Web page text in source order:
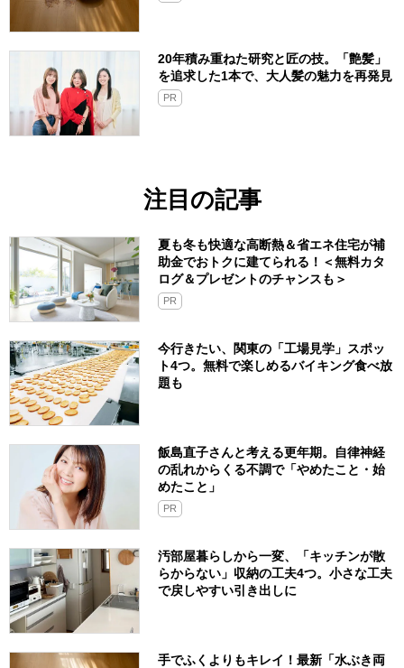
20年積み重ねた研究と匠の技。「艶髪」
を追求した1本で、大人髪の魅力を再発見
PR
注目の記事
夏も冬も快適な高断熱＆省エネ住宅が補
助金でおトクに建てられる！＜無料カタ
ログ＆プレゼントのチャンスも＞
PR
今行きたい、関東の「工場見学」スポッ
ト4つ。無料で楽しめるバイキング食べ放
題も
飯島直子さんと考える更年期。自律神経
の乱れからくる不調で「やめたこと・始
めたこと」
PR
汚部屋暮らしから一変、「キッチンが散
らからない」収納の工夫4つ。小さな工夫
で戻しやすい引き出しに
手でふくよりもキレイ！最新「水ぶき両